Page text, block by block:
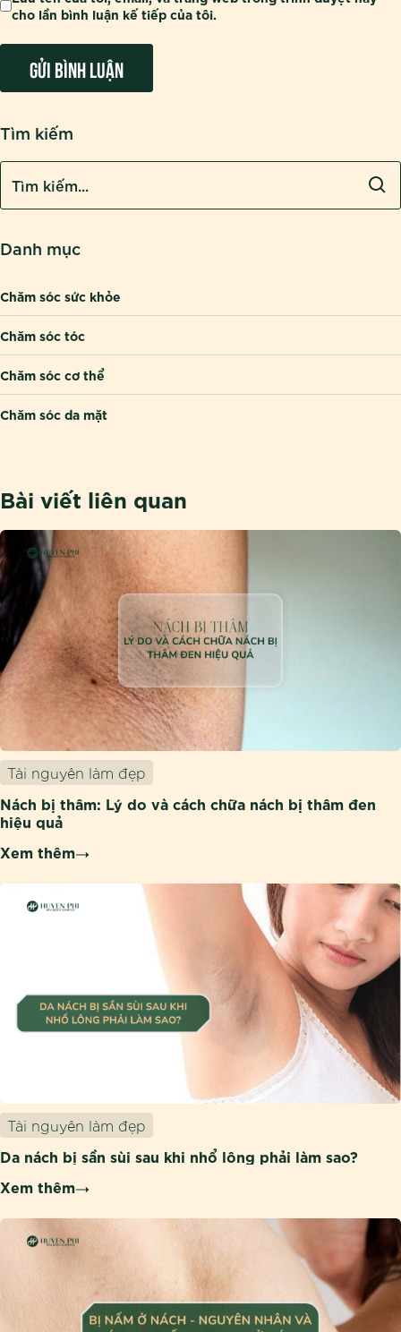
cho lần bình luận kế tiếp của tôi.
Tìm kiếm
Danh mục
Chăm sóc sức khỏe
Chăm sóc tóc
Chăm sóc cơ thể
Chăm sóc da mặt
Bài viết liên quan
Tài nguyên làm đẹp
Nách bị thâm: Lý do và cách chữa nách bị thâm đen
hiệu quả
Xem thêm
Tài nguyên làm đẹp
Da nách bị sần sùi sau khi nhổ lông phải làm sao?
Xem thêm